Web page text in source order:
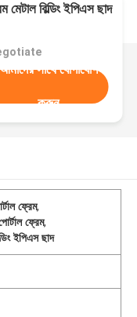
বিল্ডিং ইপিএস ছাদ
সাথে যোগাযোগ
করুন
ফ্রেম,
ফ্রেম,
ইপিএস ছাদ